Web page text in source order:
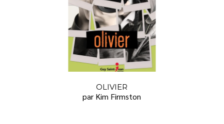
OLIVIER
par Kim Firmston